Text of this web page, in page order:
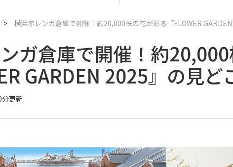
> 横浜赤レンガ倉庫で開催！約20,000株の花が彩る『FLOWER
ガ倉庫で開催！約
GARDEN 2025』の見ど
更新